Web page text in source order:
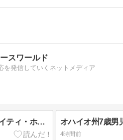
スワールド
を発信していくネットメディア
アリゾナ州民主党知事・ケイティ・ホッブス、選挙直前に贈収賄疑惑捜査の渦中に 前回トランプ大統領の腹心、カリ・レイク氏に不正で勝利した疑い
4時間前